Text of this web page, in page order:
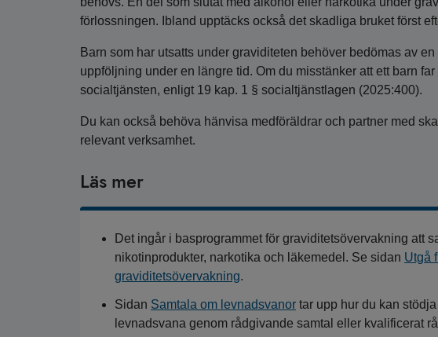
förlossningen. Ibland upptäcks också det skadliga bruket först
Barn som har utsatts under graviditeten behöver bedömas av
uppföljning under en längre tid. Om du misstänker att ett barn
socialtjänsten, enligt 19 kap. 1 § socialtjänstlagen (2025:400).
Du kan också behöva hänvisa medföräldrar och partner med
relevant verksamhet.
Läs mer
Det ingår i basprogrammet för graviditetsövervakning att
nikotinprodukter, narkotika och läkemedel. Se sidan Utgå
graviditetsövervakning.
Sidan Samtala om levnadsvanor tar upp hur du kan
levnadsvana genom rådgivande samtal eller kvalificerat